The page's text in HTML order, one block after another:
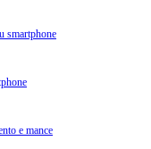
smartphone
e mance